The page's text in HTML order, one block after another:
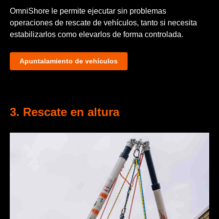
OmniShore le permite ejecutar sin problemas
operaciones de rescate de vehículos, tanto si necesita
estabilizarlos como elevarlos de forma controlada.
Apuntalamiento de vehículos
3. Rescate en altura